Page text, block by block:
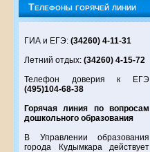
Телефоны горячей линии
ГИА и ЕГЭ: (34260) 4-11-31
Летний отдых: (34260) 4-15-72
Телефон доверия к ЕГЭ
(495)104-68-38
Горячая линия по вопросам
дошкольного образования
В Управлении образования
города Кудымкара действует